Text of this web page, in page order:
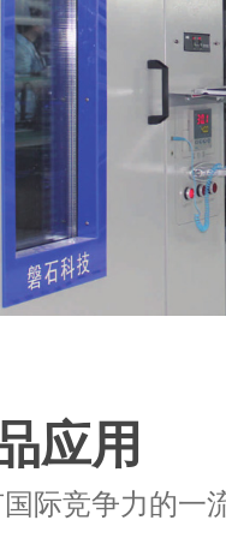
应用
际竞争力的一